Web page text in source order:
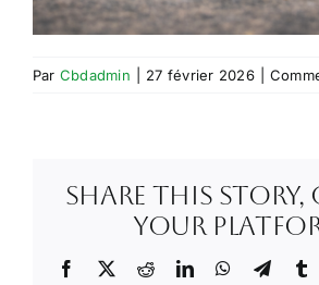
Par Cbdadmin 27 février 2026
Share This Story,
Your
Facebook
X RedditLinkedInWhatsApp